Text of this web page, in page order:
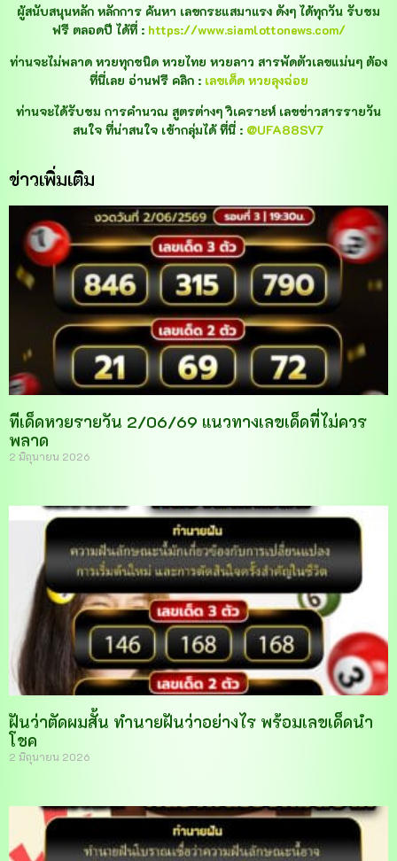
ผู้สนับสนุนหลัก หลักการ ค้นหา เลขกระแสมาแรง ดังๆ ได้ทุกวัน รับชม
ฟรี ตลอดปี ได้ที่ : https://www.siamlottonews.com/
ท่านจะไม่พลาด หวยทุกชนิด หวยไทย หวยลาว สารพัดตัวเลขแม่นๆ ต้อง
ที่นี่เลย อ่านฟรี คลิก : เลขเด็ด หวยลุงฉ่อย
ท่านจะได้รับชม การคำนวณ สูตรต่างๆ วิเคราะห์ เลขข่าวสารรายวัน
สนใจ ที่น่าสนใจ เข้ากลุ่มได้ ที่นี่ : @UFA88SV7
ข่าวเพิ่มเติม
ทีเด็ดหวยรายวัน 2/06/69 แนวทางเลขเด็ดที่ไม่ควร
พลาด
2 มิถุนายน 2026
ฝันว่าตัดผมสั้น ทำนายฝันว่าอย่างไร พร้อมเลขเด็ดนำ
โชค
2 มิถุนายน 2026